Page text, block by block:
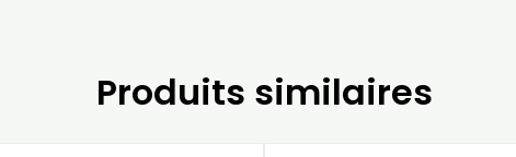
Produits similaires